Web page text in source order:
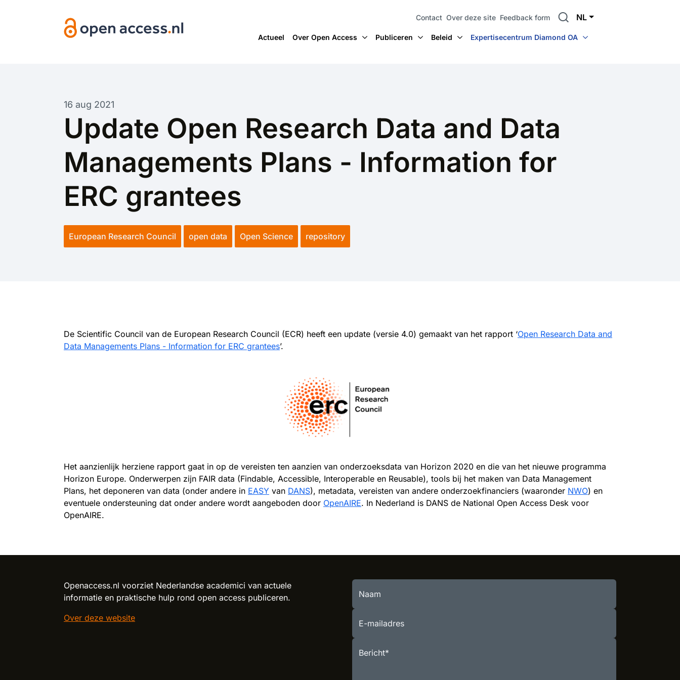
Contact Over deze site Feedback form Search NL
Actueel Over Open Access Publiceren Beleid Expertisecentrum Diamond OA
16 aug 2021
Update Open Research Data and Data
Managements Plans - Information for
ERC grantees
European Research Council open data Open Science repository
De Scientific Council van de European Research Council (ECR) heeft een update (versie 4.0) gemaakt van het rapport ‘Open Research Data and
Data Managements Plans - Information for ERC grantees’.
Het aanzienlijk herziene rapport gaat in op de vereisten ten aanzien van onderzoeksdata van Horizon 2020 en die van het nieuwe programma
Horizon Europe. Onderwerpen zijn FAIR data (Findable, Accessible, Interoperable en Reusable), tools bij het maken van Data Management
Plans, het deponeren van data (onder andere in EASY van DANS), metadata, vereisten van andere onderzoekfinanciers (waaronder NWO) en
eventuele ondersteuning dat onder andere wordt aangeboden door OpenAIRE. In Nederland is DANS de National Open Access Desk voor
OpenAIRE.
Openaccess.nl voorziet Nederlandse academici van actuele
informatie en praktische hulp rond open access publiceren.
Over deze website
Naam
E-mailadres
Bericht